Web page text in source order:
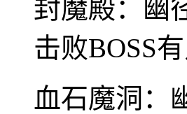
封魔殿：幽
击败BOSS
血石魔洞：